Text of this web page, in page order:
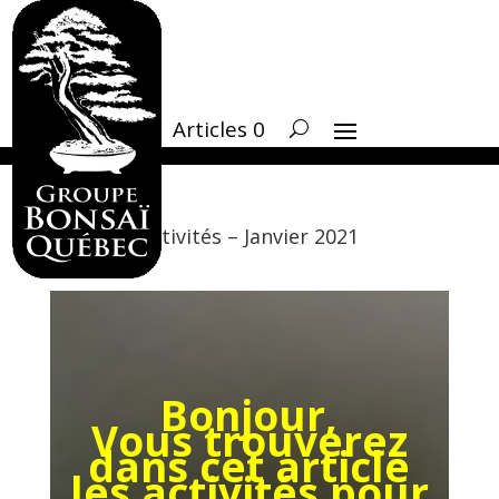
Articles 0
Activités – Janvier 2021
Bonjour,
Vous trouverez
dans cet article